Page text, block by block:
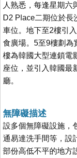
人熟悉，每逢星期六
D2 Place二期位於長
車位。地下至2樓引
食廣場。5至9樓劃為
樓為韓國大型連鎖電
座位，並引入韓國最
廳。
無障礙描述
設多個無障礙設施，
通易達洗手間等，設
部份高低不平的地方